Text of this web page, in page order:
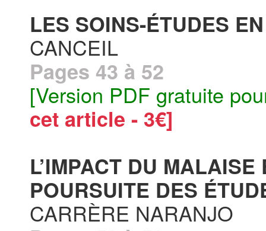
LES SOINS-ÉTUDES
CANCEIL
Pages 43 à 52
[Version PDF gratuite
cet article - 3€]
L’IMPACT DU
POURSUITE DES
CARRÈRE NARANJO